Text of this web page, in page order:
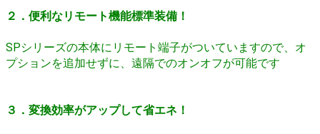
２．便利なリモート機能標準装備！
SPシリーズの本体にリモート端子がついていますので、オ
プションを追加せずに、遠隔でのオンオフが可能です
３．変換効率がアップして省エネ！